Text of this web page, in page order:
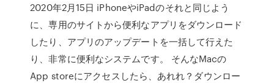
2020年2月15日 iPhoneやiPadのそれと同じよう
に、専用のサイトから便利なアプリをダウンロード
したり、アプリのアップデートを一括して行えた
り、非常に便利なシステムです。 そんなMacの
App storeにアクセスしたら、あれれ？ダウンロー